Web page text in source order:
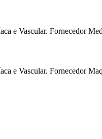
e Vascular. Fornecedor
e Vascular. Fornecedor